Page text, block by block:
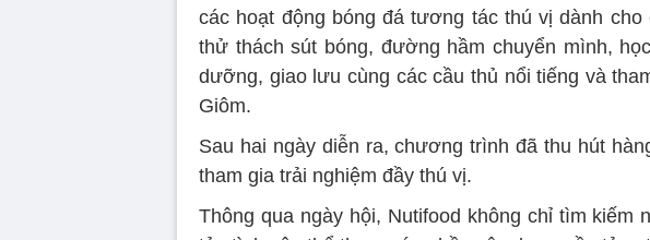
các hoạt động bóng đá tương tác thú vị dành
thử thách sút bóng, đường hầm chuyển mình,
dưỡng, giao lưu cùng các cầu thủ nổi tiếng và
Giôm.
Sau hai ngày diễn ra, chương trình đã thu hút
tham gia trải nghiệm đầy thú vị.
Thông qua ngày hội, Nutifood không chỉ tìm kiếm